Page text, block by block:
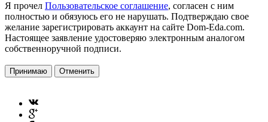
Я прочел Пользовательское соглашение, согласен с ним
полностью и обязуюсь его не нарушать. Подтверждаю свое
желание зарегистрировать аккаунт на сайте Dom-Eda.com.
Настоящее заявление удостоверяю электронным аналогом
собственноручной подписи.
Принимаю Отменить